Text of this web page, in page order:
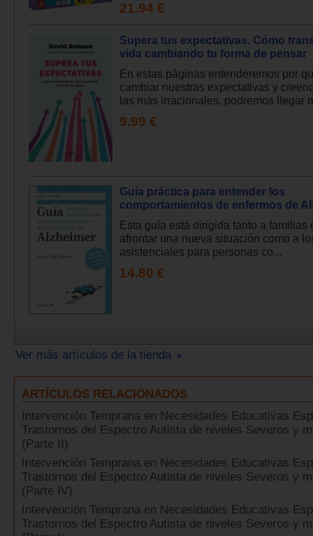
21.94 €
Supera tus expectativas. Cómo
vida cambiando tu forma de pensar
En estas páginas entenderemos por
cambiar nuestras expectativas y
las más irracionales, podremos llegar
9.99 €
Guía práctica para entender los
comportamientos de enfermos de
Esta guía está dirigida tanto a familias
afrontar una nueva situación como a
asistenciales para personas co...
14.80 €
Ver más artículos de la tienda
ARTÍCULOS RELACIONADOS
Intervención Temprana en Necesidades Educativas
Trastornos del Espectro Autista de niveles Severos y
(Parte II)
Intervención Temprana en Necesidades Educativas
Trastornos del Espectro Autista de niveles Severos y
(Parte IV)
Intervención Temprana en Necesidades Educativas
Trastornos del Espectro Autista de niveles Severos y